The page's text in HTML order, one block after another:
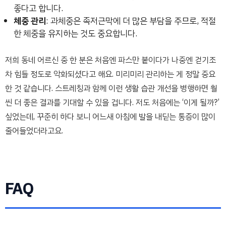
좋다고 합니다.
체중 관리: 과체중은 족저근막에 더 많은 부담을 주므로, 적절
한 체중을 유지하는 것도 중요합니다.
저희 동네 어르신 중 한 분은 처음엔 파스만 붙이다가 나중엔 걷기조
차 힘들 정도로 악화되셨다고 해요. 미리미리 관리하는 게 정말 중요
한 것 같습니다. 스트레칭과 함께 이런 생활 습관 개선을 병행하면 훨
씬 더 좋은 결과를 기대할 수 있을 겁니다. 저도 처음에는 ‘이게 될까?’
싶었는데, 꾸준히 하다 보니 어느새 아침에 발을 내딛는 통증이 많이
줄어들었더라고요.
FAQ